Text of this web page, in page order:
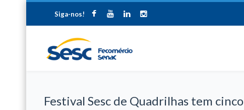
Siga-nos!
Festival Sesc de Quadrilhas tem cinco